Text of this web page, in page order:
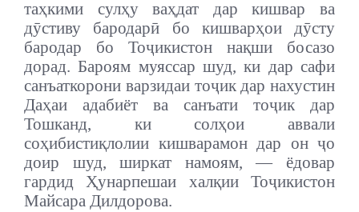
таҳкими сулҳу ваҳдат дар кишвар ва
дӯстиву бародарӣ бо кишварҳои дӯсту
бародар бо Тоҷикистон нақши босазо
дорад. Бароям муяссар шуд, ки дар сафи
санъаткорони варзидаи тоҷик дар нахустин
Даҳаи адабиёт ва санъати тоҷик дар
Тошканд, ки солҳои аввали
соҳибистиқлолии кишварамон дар он ҷо
доир шуд, ширкат намоям, — ёдовар
гардид Ҳунарпешаи халқии Тоҷикистон
Майсара Дилдорова.